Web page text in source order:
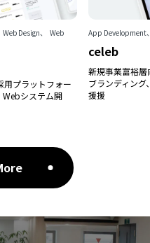
Web Design
Web
用プラットフォー
Webシステム開
App Development
celeb
新規事業富裕
ブランディン
援援